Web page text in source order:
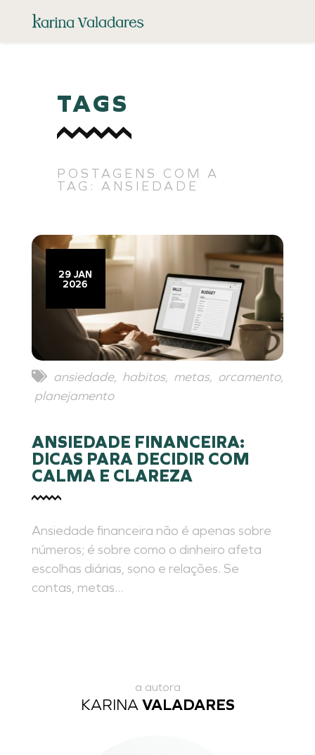
TAGS
POSTAGENS COM A
TAG: ANSIEDADE
29 JAN
2026
ansiedade, habitos, metas, orcamento,
planejamento
ANSIEDADE FINANCEIRA:
DICAS PARA DECIDIR COM
CALMA E CLAREZA
Ansiedade financeira não é apenas sobre
números; é sobre como o dinheiro afeta
escolhas diárias, sono e relações. Se
contas, metas...
a autora
KARINAVALADARES